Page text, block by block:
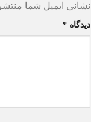
نشانی ایمیل شما
دیدگاه *